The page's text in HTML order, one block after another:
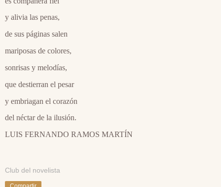
y alivia las penas,
de sus páginas salen
mariposas de colores,
sonrisas y melodías,
que destierran el pesar
y embriagan el corazón
del néctar de la ilusión.
LUIS FERNANDO RAMOS MARTÍN
Club del novelista